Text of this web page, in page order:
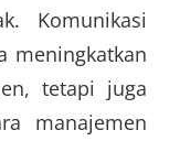
Komunikasi
meningkatkan
tetapi juga
manajemen